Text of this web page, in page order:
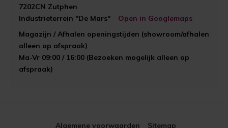
7202CN Zutphen
Industrieterrein "De Mars"
Open in Googlemaps
Magazijn / Afhalen openingstijden (showroom/afhalen
alleen op afspraak)
Ma-Vr 09:00 / 16:00 (Bezoeken mogelijk alleen op
afspraak)
Algemene voorwaarden Sitemap